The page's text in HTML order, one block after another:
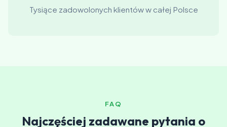
Tysiące zadowolonych klientów w całej Polsce
FAQ
Najczęściej zadawane pytania o